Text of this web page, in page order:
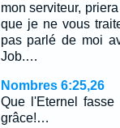
mon serviteur,
que je ne vous
pas parlé de moi
Job.…
Nombres 6:25,26
Que l'Eternel
grâce!…